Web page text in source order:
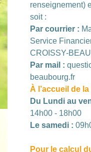
renseignement)
soit :
Par courrier :
Service
CROISSY-
Par mail :
beaubourg.fr
À l’accueil de la
Du Lundi au
14h00 - 18h00
Le samedi :
Pour le calcul